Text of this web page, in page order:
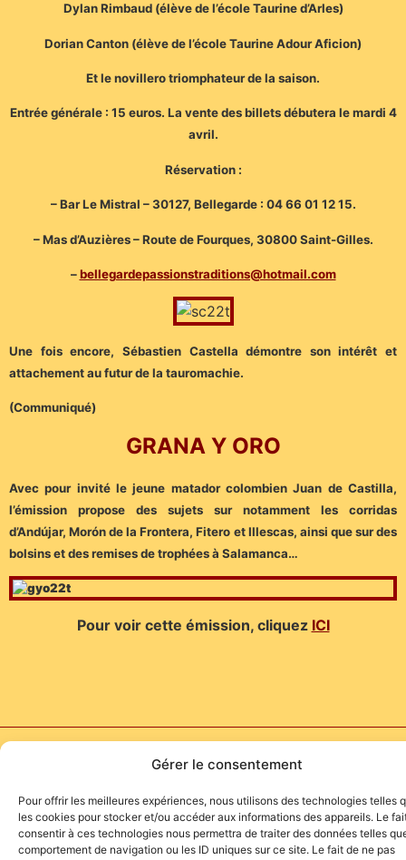
Gérer le consentement
Pour offrir les meilleures expériences, nous utilisons des technologies telles
les cookies pour stocker et/ou accéder aux informations des appareils. Le
consentir à ces technologies nous permettra de traiter des données telles
comportement de navigation ou les ID uniques sur ce site. Le fait de ne pas
Dylan Rimbaud (élève de l’école Taurine d’Arles)
Dorian Canton (élève de l’école Taurine Adour Aficion)
Et le novillero triomphateur de la saison.
Entrée générale : 15 euros. La vente des billets débutera le mardi 4
avril.
Réservation :
– Bar Le Mistral – 30127, Bellegarde : 04 66 01 12 15.
– Mas d’Auzières – Route de Fourques, 30800 Saint-Gilles.
–bellegardepassionstraditions@hotmail.com
Une fois encore, Sébastien Castella démontre son intérêt et
attachement au futur de la tauromachie.
(Communiqué)
GRANA Y ORO
Avec pour invité le jeune matador colombien Juan de Castilla,
l’émission propose des sujets sur notamment les corridas
d’Andújar, Morón de la Frontera, Fitero et Illescas, ainsi que sur des
bolsins et des remises de trophées à Salamanca…
Pour voir cette émission, cliquez ICI